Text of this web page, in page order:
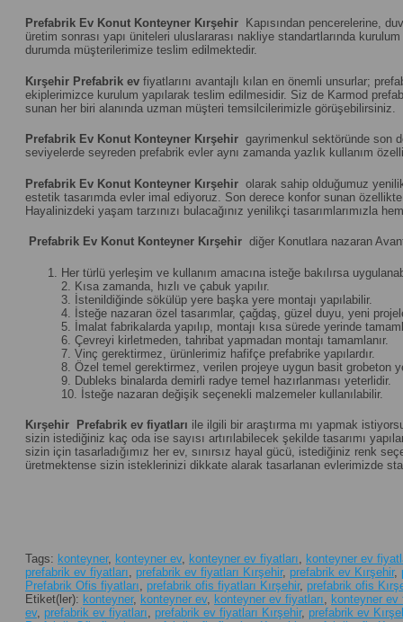
Prefabrik Ev Konut Konteyner Kırşehir Kapısından pencerelerine,
üretim sonrası yapı üniteleri uluslararası nakliye standartlarında
durumda müşterilerimize teslim edilmektedir.
Kırşehir Prefabrik ev fiyatlarını avantajlı kılan en önemli unsurlar;
ekiplerimizce kurulum yapılarak teslim edilmesidir. Siz de Karmod
sunan her biri alanında uzman müşteri temsilcilerimizle görüşebilirsiniz.
Prefabrik Ev Konut Konteyner Kırşehir gayrimenkul sektöründe son
seviyelerde seyreden prefabrik evler aynı zamanda yazlık kullanım
Prefabrik Ev Konut Konteyner Kırşehir olarak sahip olduğumuz
estetik tasarımda evler imal ediyoruz. Son derece konfor sunan
Hayalinizdeki yaşam tarzınızı bulacağınız yenilikçi tasarımlarımızla
Prefabrik Ev Konut Konteyner Kırşehir diğer Konutlara nazaran
Her türlü yerleşim ve kullanım amacına isteğe bakılırsa
2. Kısa zamanda, hızlı ve çabuk yapılır.
3. İstenildiğinde sökülüp yere başka yere montajı yapılabilir.
4. İsteğe nazaran özel tasarımlar, çağdaş, güzel duyu, yeni
5. İmalat fabrikalarda yapılıp, montajı kısa sürede yerinde
6. Çevreyi kirletmeden, tahribat yapmadan montajı tamamlanır.
7. Vinç gerektirmez, ürünlerimiz hafifçe prefabrike yapılardır.
8. Özel temel gerektirmez, verilen projeye uygun basit grobeton
9. Dubleks binalarda demirli radye temel hazırlanması yeterlidir.
10. İsteğe nazaran değişik seçenekli malzemeler kullanılabilir.
Kırşehir Prefabrik ev fiyatları ile ilgili bir araştırma mı yapmak
sizin istediğiniz kaç oda ise sayısı artırılabilecek şekilde tasarımı
sizin için tasarladığımız her ev, sınırsız hayal gücü, istediğiniz renk
üretmektense sizin isteklerinizi dikkate alarak tasarlanan evlerimizde
Tags: konteyner, konteyner ev, konteyner ev fiyatları
konteyner ev
prefabrik ev fiyatları
prefabrik ev fiyatları Kırşehir, prefabrik ev Kırşehir,
Prefabrik Ofis fiyatları
prefabrik ofis fiyatları Kırşehir, prefabrik ofis
Etiket(ler): konteyner, konteyner ev, konteyner ev fiyatları
konteyner ev
ev, prefabrik ev fiyatları prefabrik ev fiyatları Kırşehir, prefabrik ev